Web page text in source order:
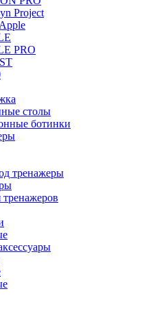
Project
PRO
столы
ботинки
тренажеры
тренажеров